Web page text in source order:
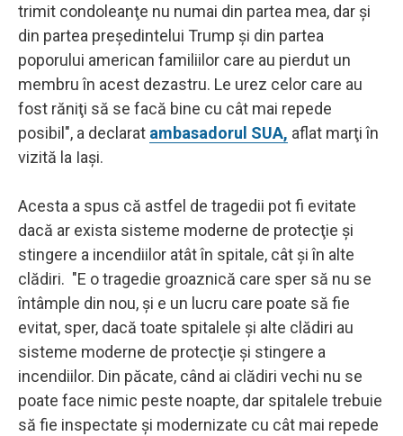
trimit condoleanţe nu numai din partea mea, dar şi
din partea preşedintelui Trump şi din partea
poporului american familiilor care au pierdut un
membru în acest dezastru. Le urez celor care au
fost răniţi să se facă bine cu cât mai repede
posibil", a declarat ambasadorul SUA, aflat marţi în
vizită la Iaşi.
Acesta a spus că astfel de tragedii pot fi evitate
dacă ar exista sisteme moderne de protecţie şi
stingere a incendiilor atât în spitale, cât şi în alte
clădiri. "E o tragedie groaznică care sper să nu se
întâmple din nou, şi e un lucru care poate să fie
evitat, sper, dacă toate spitalele şi alte clădiri au
sisteme moderne de protecţie şi stingere a
incendiilor. Din păcate, când ai clădiri vechi nu se
poate face nimic peste noapte, dar spitalele trebuie
să fie inspectate şi modernizate cu cât mai repede